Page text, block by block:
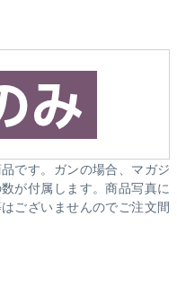
です。ガンの場合、マガジ
が付属します。商品写真に
ございませんのでご注文間